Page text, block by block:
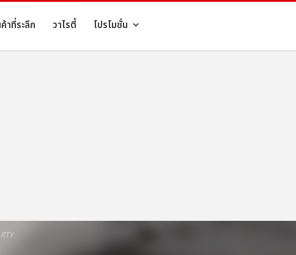
าที่ระลึก วาไรตี้ โปรโมชั่น